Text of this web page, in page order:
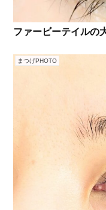
ファービーテイルの
まつげPHOTO